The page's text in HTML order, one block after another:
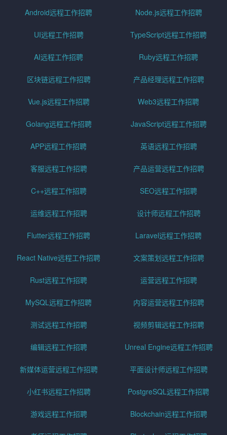
Android远程工作招聘 Node.js远程工作招聘
UI远程工作招聘 TypeScript远程工作招聘
AI远程工作招聘 Ruby远程工作招聘
区块链远程工作招聘 产品经理远程工作招聘
Vue.js远程工作招聘 Web3远程工作招聘
Golang远程工作招聘 JavaScript远程工作招聘
APP远程工作招聘 英语远程工作招聘
客服远程工作招聘 产品运营远程工作招聘
C++远程工作招聘 SEO远程工作招聘
运维远程工作招聘 设计师远程工作招聘
Flutter远程工作招聘 Laravel远程工作招聘
React Native远程工作招聘 文案策划远程工作招聘
Rust远程工作招聘 运营远程工作招聘
MySQL远程工作招聘 内容运营远程工作招聘
测试远程工作招聘 视频剪辑远程工作招聘
编辑远程工作招聘 Unreal Engine远程工作招聘
新媒体运营远程工作招聘 平面设计师远程工作招聘
小红书远程工作招聘 PostgreSQL远程工作招聘
游戏远程工作招聘 Blockchain远程工作招聘